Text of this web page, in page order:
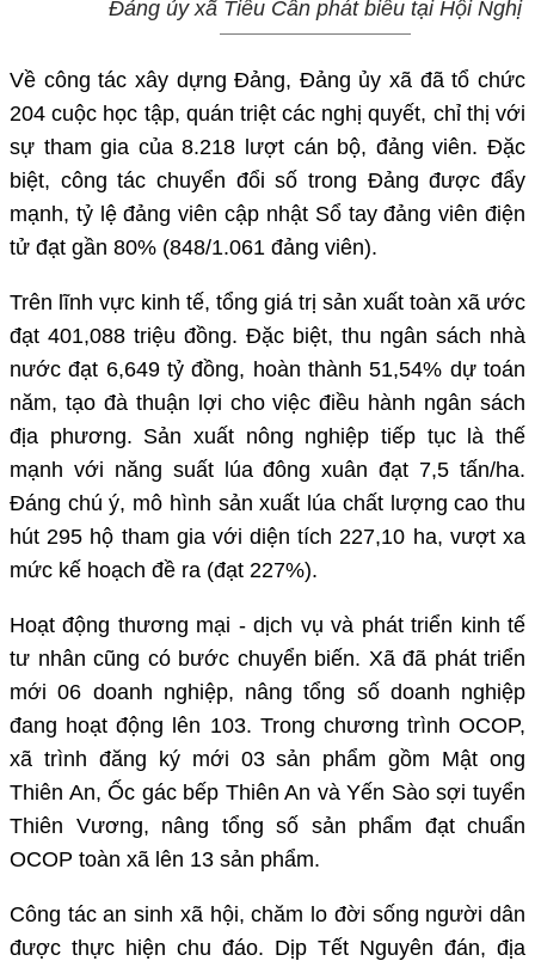
Đảng ủy xã Tiểu Cần phát biểu tại Hội Nghị
Về công tác xây dựng Đảng, Đảng ủy xã đã tổ chức
204 cuộc học tập, quán triệt các nghị quyết, chỉ thị với
sự tham gia của 8.218 lượt cán bộ, đảng viên. Đặc
biệt, công tác chuyển đổi số trong Đảng được đẩy
mạnh, tỷ lệ đảng viên cập nhật Sổ tay đảng viên điện
tử đạt gần 80% (848/1.061 đảng viên).
Trên lĩnh vực kinh tế, tổng giá trị sản xuất toàn xã ước
đạt 401,088 triệu đồng. Đặc biệt, thu ngân sách nhà
nước đạt 6,649 tỷ đồng, hoàn thành 51,54% dự toán
năm, tạo đà thuận lợi cho việc điều hành ngân sách
địa phương. Sản xuất nông nghiệp tiếp tục là thế
mạnh với năng suất lúa đông xuân đạt 7,5 tấn/ha.
Đáng chú ý, mô hình sản xuất lúa chất lượng cao thu
hút 295 hộ tham gia với diện tích 227,10 ha, vượt xa
mức kế hoạch đề ra (đạt 227%).
Hoạt động thương mại - dịch vụ và phát triển kinh tế
tư nhân cũng có bước chuyển biến. Xã đã phát triển
mới 06 doanh nghiệp, nâng tổng số doanh nghiệp
đang hoạt động lên 103. Trong chương trình OCOP,
xã trình đăng ký mới 03 sản phẩm gồm Mật ong
Thiên An, Ốc gác bếp Thiên An và Yến Sào sợi tuyển
Thiên Vương, nâng tổng số sản phẩm đạt chuẩn
OCOP toàn xã lên 13 sản phẩm.
Công tác an sinh xã hội, chăm lo đời sống người dân
được thực hiện chu đáo. Dịp Tết Nguyên đán, địa